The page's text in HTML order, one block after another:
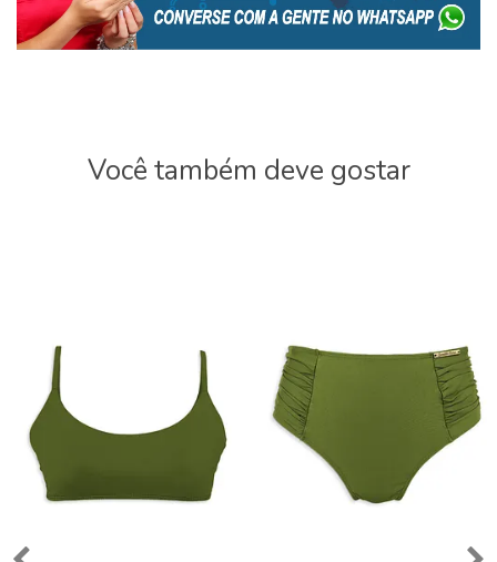
Você também deve gostar